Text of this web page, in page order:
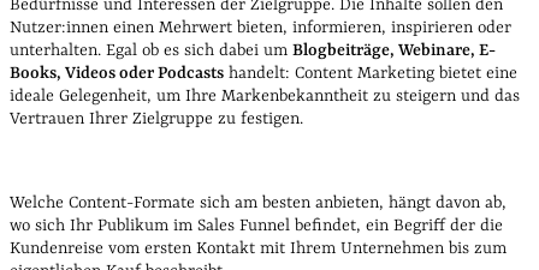
Bedürfnisse und Interessen der Zielgruppe. Die Inhalte sollen den
Nutzer:innen einen Mehrwert bieten, informieren, inspirieren oder
unterhalten. Egal ob es sich dabei um Blogbeiträge, Webinare, E-
Books, Videos oder Podcasts handelt: Content Marketing bietet eine
ideale Gelegenheit, um Ihre Markenbekanntheit zu steigern und das
Vertrauen Ihrer Zielgruppe zu festigen.
Welche Content-Formate sich am besten anbieten, hängt davon ab,
wo sich Ihr Publikum im Sales Funnel befindet, ein Begriff der die
Kundenreise vom ersten Kontakt mit Ihrem Unternehmen bis zum